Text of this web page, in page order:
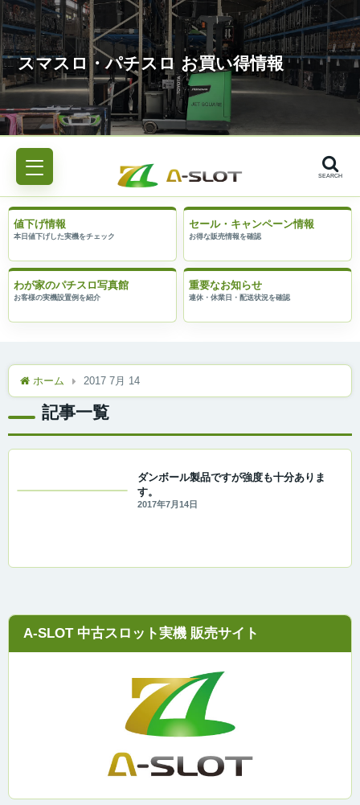
SEARCH
値下げ情報 セール・キャンペーン情報
わが家のパチスロ写真館 重要なお知らせ
ホーム 2017 7月 14
記事一覧
ダンボール製品ですが強度も十分ありま
す。
2017年7月14日
A-SLOT 中古スロット実機 販売サイト